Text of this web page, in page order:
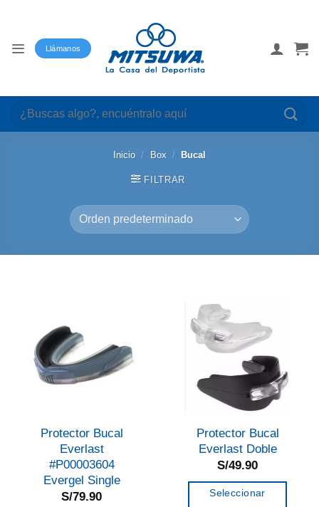
Llámanos
Buscar
por:
Inicio / Box / Bucal
FILTRAR
Protector Bucal
Everlast
#P00003604
Evergel Single
S/79.90
Protector Bucal
Everlast Doble
S/49.90
Seleccionar